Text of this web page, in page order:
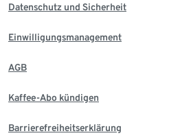
Datenschutz und Sicherheit
Einwilligungsmanagement
AGB
Kaffee-Abo kündigen
Barrierefreiheitserklärung